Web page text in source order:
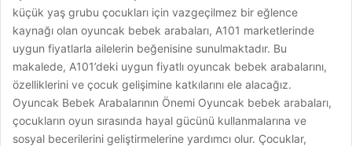
küçük yaş grubu çocukları için vazgeçilmez bir eğlence
kaynağı olan oyuncak bebek arabaları, A101 marketlerinde
uygun fiyatlarla ailelerin beğenisine sunulmaktadır. Bu
makalede, A101’deki uygun fiyatlı oyuncak bebek arabalarını,
özelliklerini ve çocuk gelişimine katkılarını ele alacağız.
Oyuncak Bebek Arabalarının Önemi Oyuncak bebek arabaları,
çocukların oyun sırasında hayal gücünü kullanmalarına ve
sosyal becerilerini geliştirmelerine yardımcı olur. Çocuklar,